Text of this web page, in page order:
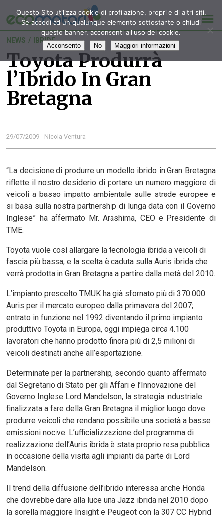
NEWS / IBRIDE
Toyota Produrrà
l’Ibrido In Gran
Bretagna
29/07/2009 - Nicola Ventura
“La decisione di produrre un modello ibrido in Gran Bretagna
riflette il nostro desiderio di portare un numero maggiore di
veicoli a basso impatto ambientale sulle strade europee e
si basa sulla nostra partnership di lunga data con il Governo
Inglese” ha affermato Mr. Arashima, CEO e Presidente di
TME.
Toyota vuole così allargare la tecnologia ibrida a veicoli di
fascia più bassa, e la scelta è caduta sulla Auris ibrida che
verrà prodotta in Gran Bretagna a partire dalla metà del 2010.
L’impianto prescelto TMUK ha già sfornato più di 370.000
Auris per il mercato europeo dalla primavera del 2007;
entrato in funzione nel 1992 diventando il primo impianto
produttivo Toyota in Europa, oggi impiega circa 4.100
lavoratori che hanno prodotto finora più di 2,5 milioni di
veicoli destinati anche all’esportazione.
Determinate per la partnership, secondo quanto affermato
dal Segretario di Stato per gli Affari e l’Innovazione del
Governo Inglese Lord Mandelson, la strategia industriale
finalizzata a fare della Gran Bretagna il miglior luogo dove
produrre veicoli che rendano possibile una società a basse
emissioni nocive. L’ufficializzazione del programma di
realizzazione dell’Auris ibrida è stata proprio resa pubblica
in occasione della visita agli impianti da parte di Lord
Mandelson.
Il trend della diffusione dell’ibrido interessa anche Honda
che dovrebbe dare alla luce una Jazz ibrida nel 2010 dopo
la sorella maggiore Insight e Peugeot con la 307 CC Hybrid
Questo Sito utilizza cookie di profilazione, propri e di altri siti.
Se accedi ad un qualunque elemento sottostante o chiudi
questo banner, acconsenti all'uso dei cookie.
Acconsento No Maggiori informazioni